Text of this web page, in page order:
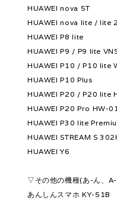
HUAWEI nova 5T
HUAWEI nova lite / lite
HUAWEI P8 lite
HUAWEI P9 / P9 lite
HUAWEI P10 / P10 lite
HUAWEI P10 Plus
HUAWEI P20 / P20 lite
HUAWEI P20 Pro HW-
HUAWEI P30 lite
HUAWEI STREAM S
HUAWEI Y6
▽その他の機種(あ-ん、A-
あんしんスマホ KY-51B